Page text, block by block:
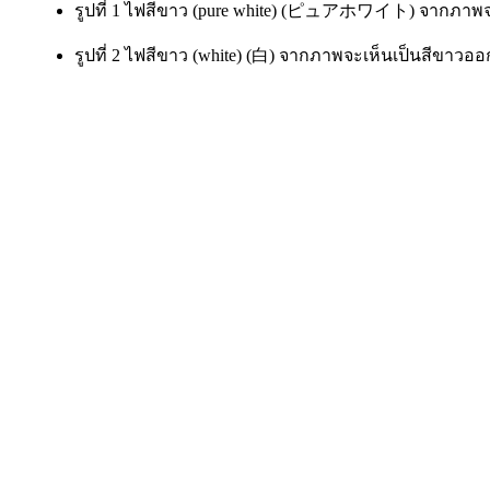
รูปที่ 1 ไฟสีขาว (pure white) (ピュアホワイト) จากภ
รูปที่ 2 ไฟสีขาว (white) (白) จากภาพจะเห็นเป็นสีขาวอ